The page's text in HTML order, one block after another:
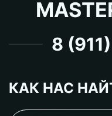
8
КАК НАС